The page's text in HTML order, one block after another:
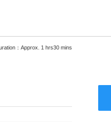
：Approx. 1 hrs30 mins